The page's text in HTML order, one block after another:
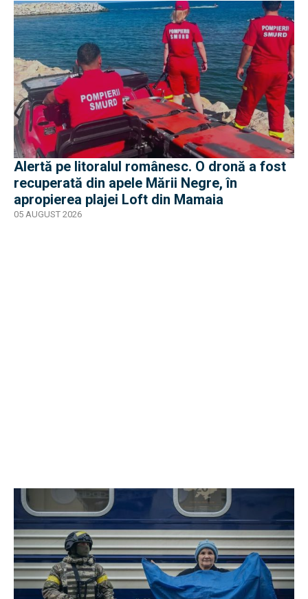
Alertă pe litoralul românesc. O dronă a fost
recuperată din apele Mării Negre, în
apropierea plajei Loft din Mamaia
05 AUGUST 2026